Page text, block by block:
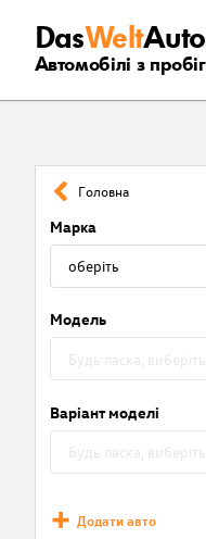
DasWelt
Автомобілі з
Головна
Марка
Модель
Варіант моделі
Додати авто